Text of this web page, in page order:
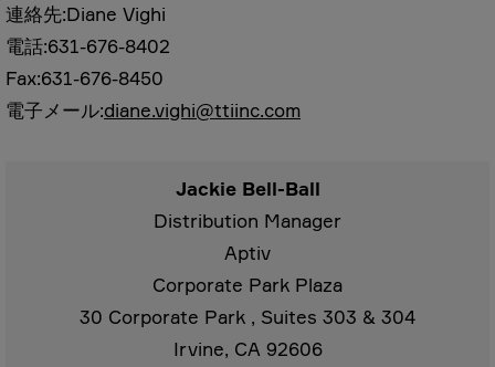
連絡先:Diane Vighi
電話:631-676-8402
Fax:631-676-8450
電子メール:diane.vighi@ttiinc.com
Jackie Bell-Ball
Distribution Manager
Aptiv
Corporate Park Plaza
30 Corporate Park , Suites 303 & 304
Irvine, CA 92606